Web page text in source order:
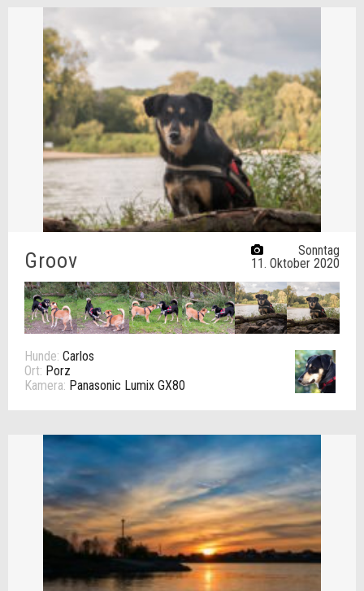
Sonntag
11. Oktober 2020
Groov
Hunde: Carlos
Ort: Porz
Kamera: Panasonic Lumix GX80